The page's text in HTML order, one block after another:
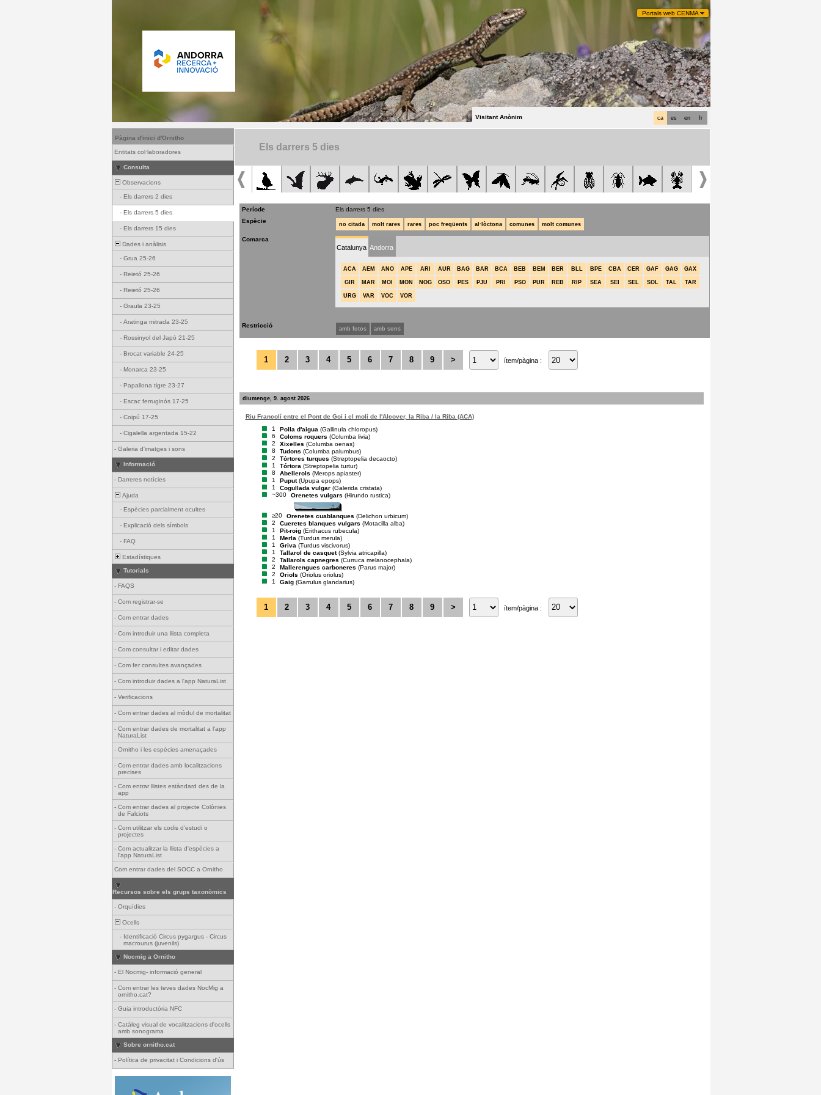
Portals web CENMA
fr
en
es
ca
Visitant Anònim
Pàgina d'inici d'Ornitho
Entitats col·laboradores
Consulta
Observacions
- Els darrers 2 dies
- Els darrers 5 dies
- Els darrers 15 dies
Dades i anàlisis
- Grua 25-26
- Reietó 25-26
- Reietó 25-26
- Graula 23-25
- Aratinga mitrada 23-25
- Rossinyol del Japó 21-25
- Brocat variable 24-25
- Monarca 23-25
- Papallona tigre 23-27
- Escac ferruginós 17-25
- Coipú 17-25
- Cigalella argentada 15-22
- Galeria d'imatges i sons
Informació
- Darreres notícies
Ajuda
- Espècies parcialment ocultes
- Explicació dels símbols
- FAQ
Estadístiques
Tutorials
- FAQS
- Com registrar-se
- Com entrar dades
- Com introduir una llista completa
- Com consultar i editar dades
- Com fer consultes avançades
- Com introduir dades a l'app NaturaList
- Verificacions
- Com entrar dades al mòdul de mortalitat
- Com entrar dades de mortalitat a l'app
NaturaList
- Ornitho i les espècies amenaçades
- Com entrar dades amb localitzacions
precises
- Com entrar llistes estàndard des de la
app
- Com entrar dades al projecte Colònies
de Falciots
- Com utilitzar els codis d'estudi o
projectes
- Com actualitzar la llista d'espècies a
l'app NaturaList
Com entrar dades del SOCC a Ornitho
Recursos sobre els grups taxonòmics
- Orquídies
Ocells
- Identificació Circus pygargus - Circus
macrourus (juvenils)
Nocmig a Ornitho
- El Nocmig- informació general
- Com entrar les teves dades NocMig a
ornitho.cat?
- Guia introductòria NFC
- Catàleg visual de vocalitzacions d'ocells
amb sonograma
Sobre ornitho.cat
- Política de privacitat i Condicions d'ús
Els darrers 5 dies
Període
Els darrers 5 dies
Espècie
no citada molt rares rares poc freqüents al·lòctona comunes molt comunes
Comarca
Catalunya Andorra
ACA AEM ANO APE ARI AUR BAG BAR BCA BEB BEM BER BLL BPE CBA CER GAF GAG GAX
GIR MAR MOI MON NOG OSO PES PJU PRI PSO PUR REB RIP SEA SEI SEL SOL TAL TAR
URG VAR VOC VOR
Restricció amb fotos amb sons
1 2 3 4 5 6 7 8 9 > ítem/pàgina :
diumenge, 9. agost 2026
Riu Francolí entre el Pont de Goi i el molí de l'Alcover, la Riba / la Riba (ACA)
1
Polla d'aigua (Gallinula chloropus)
6
Coloms roquers (Columba livia)
2
Xixelles (Columba oenas)
8
Tudons (Columba palumbus)
2
Tórtores turques (Streptopelia decaocto)
1
Tórtora (Streptopelia turtur)
8
Abellerols (Merops apiaster)
1
Puput (Upupa epops)
1
Cogullada vulgar (Galerida cristata)
~300
Orenetes vulgars (Hirundo rustica)
≥20 Orenetes cuablanques (Delichon urbicum)
2
Cueretes blanques vulgars (Motacilla alba)
1
Pit-roig (Erithacus rubecula)
1
Merla (Turdus merula)
1
Griva (Turdus viscivorus)
1
Tallarol de casquet (Sylvia atricapilla)
2
Tallarols capnegres (Curruca melanocephala)
2
Mallerengues carboneres (Parus major)
2
Oriols (Oriolus oriolus)
1
Gaig (Garrulus glandarius)
1 2 3 4 5 6 7 8 9 > ítem/pàgina :